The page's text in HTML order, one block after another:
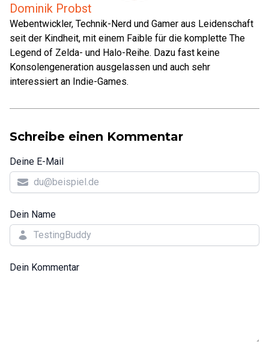
Dominik Probst
Webentwickler, Technik-Nerd und Gamer aus Leidenschaft
seit der Kindheit, mit einem Faible für die komplette The
Legend of Zelda- und Halo-Reihe. Dazu fast keine
Konsolengeneration ausgelassen und auch sehr
interessiert an Indie-Games.
Schreibe einen Kommentar
Deine E-Mail
Dein Name
Dein Kommentar